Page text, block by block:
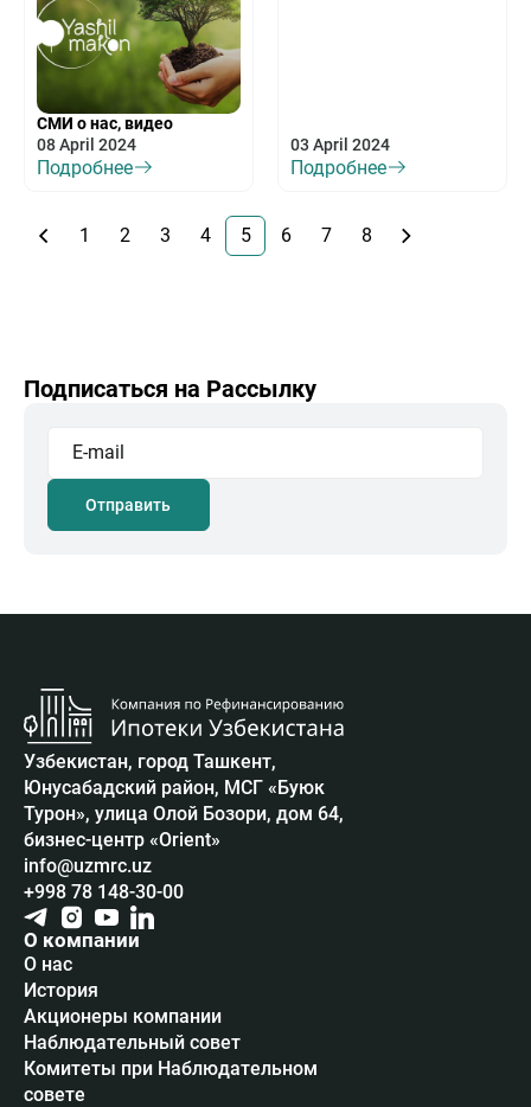
СМИ о нас, видео
08 April 2024
Подробнее
03 April 2024
Подробнее
1 2 3 4 5 6 7 8
Подписаться на Рассылку
Отправить
Узбекистан, город Ташкент,
Юнусабадский район, МСГ «Буюк
Турон», улица Олой Бозори, дом 64,
бизнес-центр «Orient»
info@uzmrc.uz
+998 78 148-30-00
О компании
О нас
История
Акционеры компании
Наблюдательный совет
Комитеты при Наблюдательном
совете